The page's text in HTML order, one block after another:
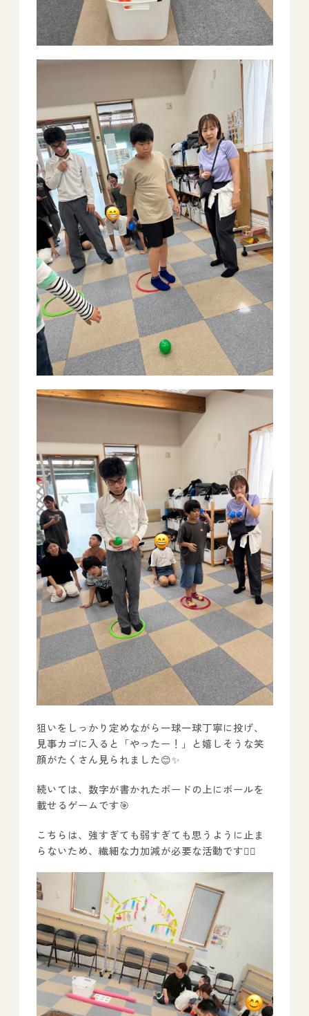
狙いをしっかり定めながら一球一球丁寧に投げ、
見事カゴに入ると「やったー！」と嬉しそうな笑
顔がたくさん見られました😊✨
続いては、数字が書かれたボードの上にボールを
載せるゲームです🎯
こちらは、強すぎても弱すぎても思うように止ま
らないため、繊細な力加減が必要な活動です🙋‍♂️